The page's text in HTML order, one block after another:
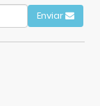
Enviar